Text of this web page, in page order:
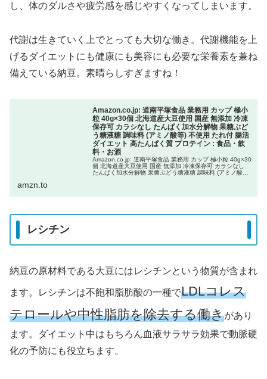
し、体のダルさや疲労感を感じやすくなってしまいます。
代謝は生きていく上でとっても大切な働き。代謝機能を上
げるダイエットにも健康にも美容にも必要な栄養素を兼ね
備えている納豆。素晴らしすぎますね！
Amazon.co.jp: 道南平塚食品 業務用 カップ 極小
粒 40g×30個 北海道産大豆使用 国産 無添加 冷凍
保存可 カラシなし たんぱく加水分解物 果糖ぶど
う糖液糖 調味料 (アミノ酸等) 不使用 たれ付 腸活
ダイエット 高たんぱく質 プロテイン : 食品・飲
料・お酒
Amazon.co.jp: 道南平塚食品 業務用 カップ 極小粒 40g×30
個 北海道産大豆使用 国産 無添加 冷凍保存可 カラシなし
たんぱく加水分解物 果糖ぶどう糖液糖 調味料 (アミノ酸等)
amzn.to
レシチン
納豆の原材料である大豆にはレシチンという物質が含まれ
ます。レシチンは不飽和脂肪酸の一種でLDLコレス
テロールや中性脂肪を除去する働きがあり
ます。ダイエット中はもちろん血液サラサラ効果で動脈硬
化の予防にも役立ちます。